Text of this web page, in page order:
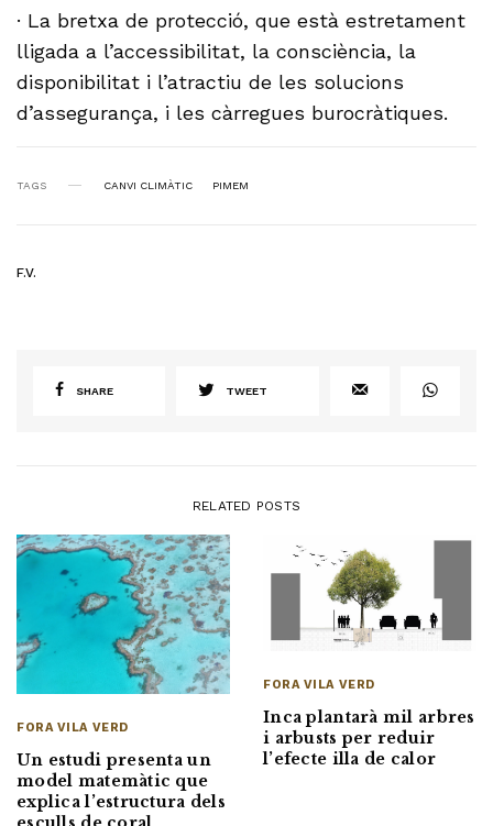
· La bretxa de protecció, que està estretament
lligada a l’accessibilitat, la consciència, la
disponibilitat i l’atractiu de les solucions
d’assegurança, i les càrregues burocràtiques.
TAGS CANVI CLIMÀTIC PIMEM
F.V.
SHARE TWEET
RELATED POSTS
FORA VILA VERD
Un estudi presenta un
model matemàtic que
explica l’estructura dels
FORA VILA VERD
Inca plantarà mil arbres
i arbusts per reduir
l’efecte illa de calor